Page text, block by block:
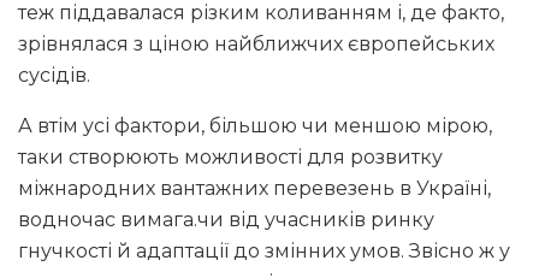
теж піддавалася різким коливанням і, де факто,
зрівнялася з ціною найближчих європейських
сусідів.
А втім усі фактори, більшою чи меншою мірою,
таки створюють можливості для розвитку
міжнародних вантажних перевезень в Україні,
водночас вимага.чи від учасників ринку
гнучкості й адаптації до змінних умов. Звісно ж у